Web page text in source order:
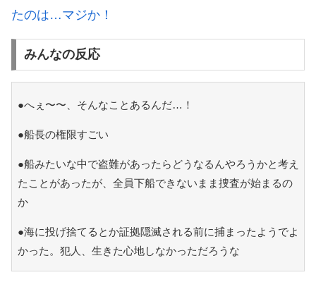
たのは…マジか！
みんなの反応
●へぇ〜〜、そんなことあるんだ…！
●船長の権限すごい
●船みたいな中で盗難があったらどうなるんやろうかと考え
たことがあったが、全員下船できないまま捜査が始まるの
か
●海に投げ捨てるとか証拠隠滅される前に捕まったようでよ
かった。犯人、生きた心地しなかっただろうな